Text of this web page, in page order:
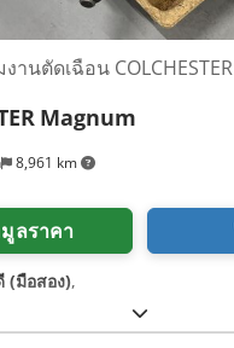
8,961 km
านตัดเฉือน COLCHESTER
Magnum
ลราคา
(มือสอง),